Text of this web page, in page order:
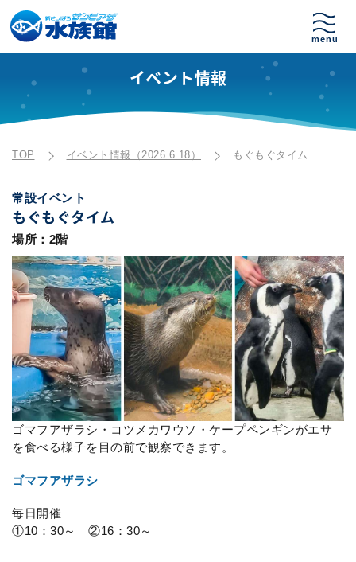
イベント情報
TOP イベント情報（2026.6.18） もぐもぐタイム
常設イベント
もぐもぐタイム
場所：2階
ゴマフアザラシ・コツメカワウソ・ケープペンギンがエサ
を食べる様子を目の前で観察できます。
ゴマフアザラシ
毎日開催
①10：30～ ②16：30～